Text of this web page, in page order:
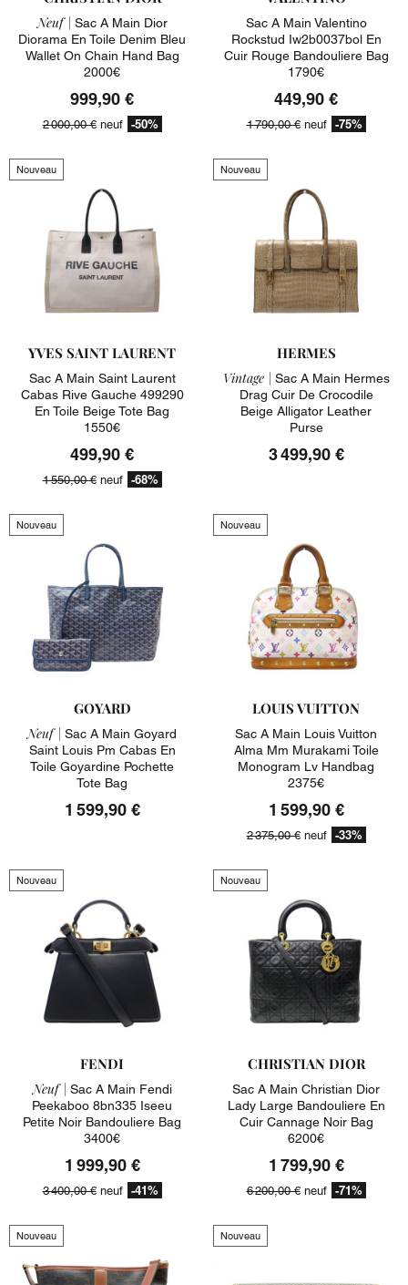
Neuf | Sac A Main Dior
Diorama En Toile Denim Bleu
Wallet On Chain Hand Bag
2000€
999,90 €
2 000,00 €neuf -50%
Sac A Main Valentino
Rockstud Iw2b0037bol En
Cuir Rouge Bandouliere Bag
1790€
449,90 €
1 790,00 €neuf -75%
Nouveau
YVES SAINT LAURENT
Sac A Main Saint Laurent
Cabas Rive Gauche 499290
En Toile Beige Tote Bag
1550€
499,90 €
1 550,00 €neuf -68%
Nouveau
HERMES
Vintage | Sac A Main Hermes
Drag Cuir De Crocodile
Beige Alligator Leather
Purse
3 499,90 €
Nouveau
GOYARD
Neuf | Sac A Main Goyard
Saint Louis Pm Cabas En
Toile Goyardine Pochette
Tote Bag
1 599,90 €
Nouveau
LOUIS VUITTON
Sac A Main Louis Vuitton
Alma Mm Murakami Toile
Monogram Lv Handbag
2375€
1 599,90 €
2 375,00 €neuf -33%
Nouveau
FENDI
Neuf | Sac A Main Fendi
Peekaboo 8bn335 Iseeu
Petite Noir Bandouliere Bag
3400€
1 999,90 €
3 400,00 €neuf -41%
Nouveau
CHRISTIAN DIOR
Sac A Main Christian Dior
Lady Large Bandouliere En
Cuir Cannage Noir Bag
6200€
1 799,90 €
6 200,00 €neuf -71%
Nouveau Nouveau